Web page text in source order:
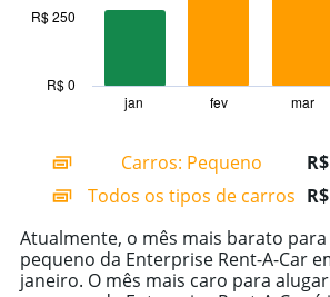
has
displaying
categories.
Range:
14
categories.
The
chart
jan fev mar
R$ 0
R$ 250
Carros: Pequeno
Todos os tipos de carros
Atualmente, o mês mais barato
pequeno da Enterprise Rent-A-Car
janeiro. O mês mais caro para